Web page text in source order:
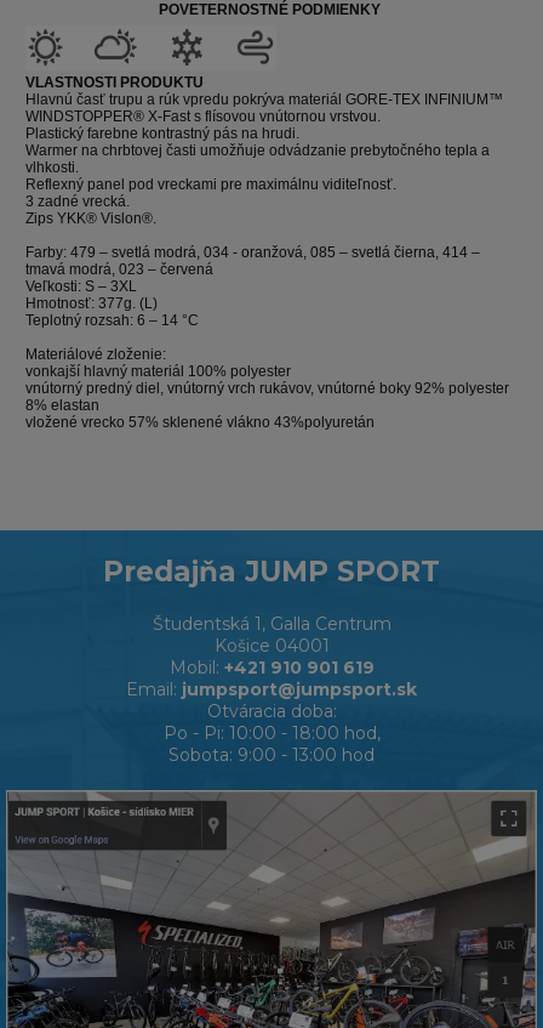
POVETERNOSTNÉ PODMIENKY
VLASTNOSTI PRODUKTU
Hlavnú časť trupu a rúk vpredu pokrýva materiál GORE-TEX INFINIUM™
WINDSTOPPER® X-Fast s flísovou vnútornou vrstvou.
Plastický farebne kontrastný pás na hrudi.
Warmer na chrbtovej časti umožňuje odvádzanie prebytočného tepla a
vlhkosti.
Reflexný panel pod vreckami pre maximálnu viditeľnosť.
3 zadné vrecká.
Zips YKK® Vislon®.
Farby: 479 – svetlá modrá, 034 - oranžová, 085 – svetlá čierna, 414 –
tmavá modrá, 023 – červená
Veľkosti: S – 3XL
Hmotnosť: 377g. (L)
Teplotný rozsah: 6 – 14 °C
Materiálové zloženie:
vonkajší hlavný materiál 100% polyester
vnútorný predný diel, vnútorný vrch rukávov, vnútorné boky 92% polyester
8% elastan
vložené vrecko 57% sklenené vlákno 43%polyuretán
Predajňa JUMP SPORT
Študentská 1, Galla Centrum
Košice 04001
Mobil: +421 910 901 619
Email: jumpsport@jumpsport.sk
Otváracia doba:
Po - Pi: 10:00 - 18:00 hod,
Sobota: 9:00 - 13:00 hod